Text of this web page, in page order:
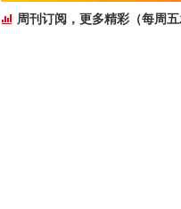
周刊订阅，更多精彩（每周五